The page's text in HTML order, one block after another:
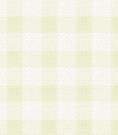
、本サイト内にて本サービ
基づき当社から付与された
のとします。
与したログインIDおよびパ
全て会員本人がその責任を負
与されたログインIDおよび
買その他形態を問わず第三者
す。